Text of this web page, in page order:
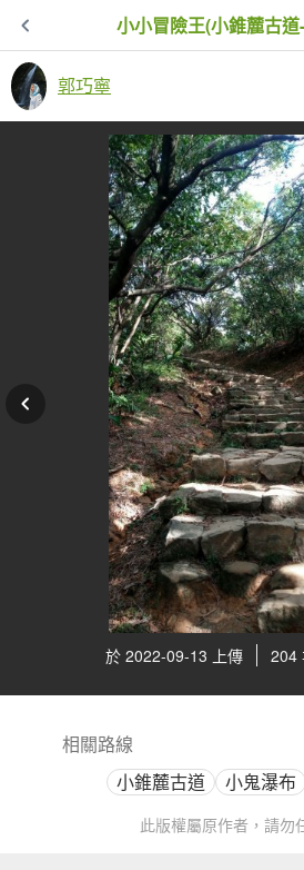
小小冒險王(小錐麓古
郭巧寧
於 2022-09-13 上傳 204
相關路線
小錐麓古道
小鬼瀑布
此版權屬原作者，請勿